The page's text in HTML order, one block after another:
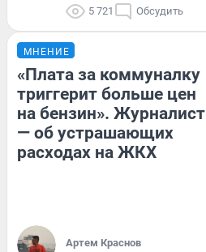
5 721 Обсудить
МНЕНИЕ
«Плата за коммуналку
триггерит больше цен
на бензин». Журналист
— об устрашающих
расходах на ЖКХ
Артем Краснов